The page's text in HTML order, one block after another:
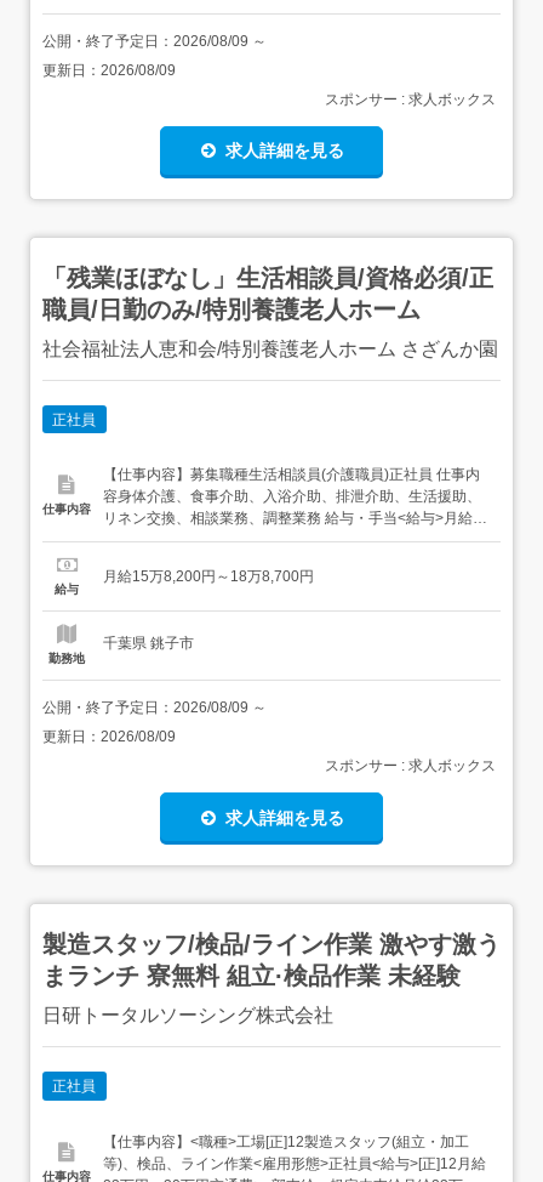
公開・終了予定日： 2026/08/09 ～
更新日： 2026/08/09
スポンサー : 求人ボックス
求人詳細を見る
「残業ほぼなし」生活相談員/資格必須/正
職員/日勤のみ/特別養護老人ホーム
社会福祉法人恵和会/特別養護老人ホーム さざんか園
正社員
仕事内容
【仕事内容】募集職種生活相談員(介護職員)正社員 仕事内
容身体介護、食事介助、入浴介助、排泄介助、生活援助、
リネン交換、相談業務、調整業務 給与・手当<給与>月給
158,200〜188,700円<手当>交通費支給:実費(上限あり)交
17:30 勤務形態残業ほぼなし、日勤のみ可、シフト相談可
給与
月給15万8,200円～18万8,700円
勤務地
千葉県 銚子市
公開・終了予定日： 2026/08/09 ～
更新日： 2026/08/09
スポンサー : 求人ボックス
求人詳細を見る
製造スタッフ/検品/ライン作業 激やす激う
まランチ 寮無料 組立·検品作業 未経験
日研トータルソーシング株式会社
正社員
仕事内容
【仕事内容】<職種>工場[正]12製造スタッフ(組立・加工
等)、検品、ライン作業<雇用形態>正社員<給与>[正]12月給